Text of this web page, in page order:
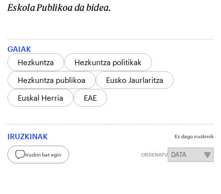
Eskola Publikoa da bidea.
GAIAK
Hezkuntza
Hezkuntza politikak
Hezkuntza publikoa
Eusko Jaurlaritza
Euskal Herria
EAE
IRUZKINAK Ez dago iruzkinik
Iruzkin bat egin ORDENATU